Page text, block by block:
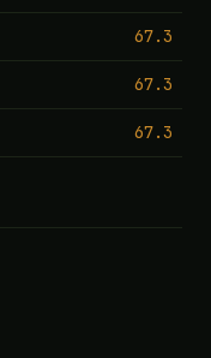
67.3
67.3
67.3